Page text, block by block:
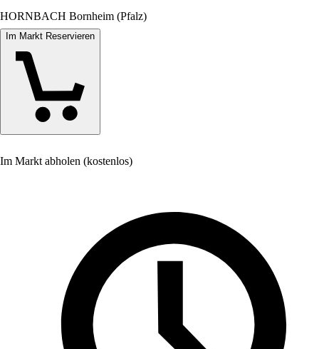
HORNBACH Bornheim (Pfalz)
Im Markt Reservieren
Im Markt abholen (kostenlos)